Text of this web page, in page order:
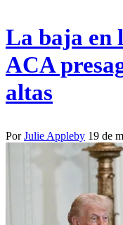
La baja en
ACA
altas
PorJulie Appleby 19 de